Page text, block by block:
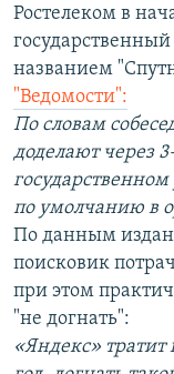
Ростелеком в
названием
"Ведомости":
По словам
доделают через
по умолчанию в
По данным
поисковик
при этом
"не догнать":
«Яндекс» тратит